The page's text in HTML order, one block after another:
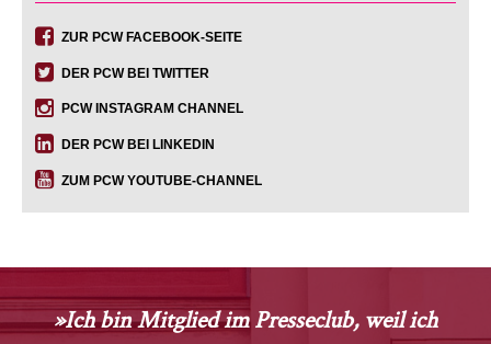
ZUR PCW FACEBOOK-SEITE
DER PCW BEI TWITTER
PCW INSTAGRAM CHANNEL
DER PCW BEI LINKEDIN
ZUM PCW YOUTUBE-CHANNEL
»Ich bin Mitglied im Presseclub, weil ich